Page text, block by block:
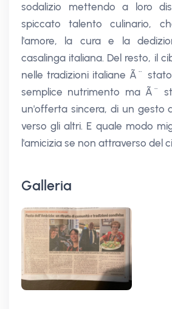
sodalizio mettendo a loro
spiccato talento culinario,
l'amore, la cura e la
casalinga italiana. Del resto, il
nelle tradizioni italiane Ã¨
semplice nutrimento ma Ã¨
un'offerta sincera, di un gesto
verso gli altri. E quale modo
l'amicizia se non attraverso del
Galleria